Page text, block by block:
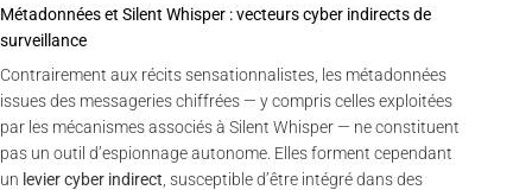
Métadonnées et Silent Whisper : vecteurs cyber indirects de
surveillance
Contrairement aux récits sensationnalistes, les métadonnées
issues des messageries chiffrées — y compris celles exploitées
par les mécanismes associés à Silent Whisper — ne constituent
pas un outil d’espionnage autonome. Elles forment cependant
un levier cyber indirect , susceptible d’être intégré dans des